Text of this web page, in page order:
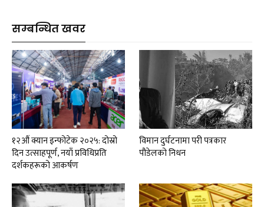
सम्बन्धित खवर
१२औं क्यान इन्फोटेक २०२५: दोस्रो
दिन उत्साहपूर्ण, नयाँ प्रविधिप्रति
दर्शकहरूको आकर्षण
विमान दुर्घटनामा परी पत्रकार
पौडेलको निधन